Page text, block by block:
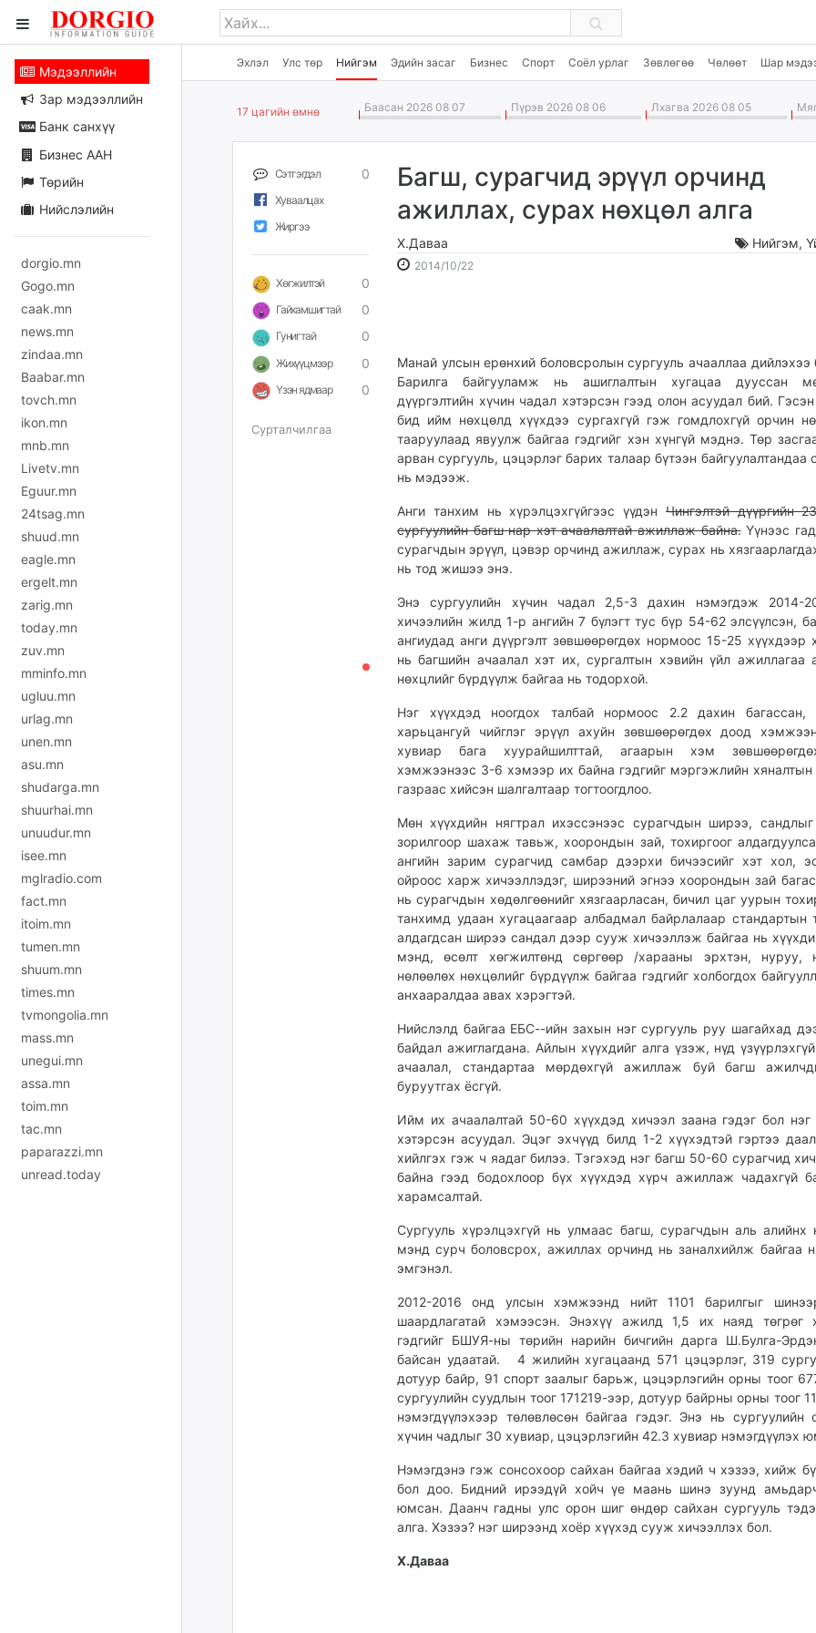
Эхлэл Улс төр Нийгэм Эдийн засаг Бизнес Спорт Соёл урлаг Зөвлөгөө Чөлөөт Шар
Мэдээллийн
Зар мэдээллийн
Банк санхүү
Бизнес ААН
Төрийн
Нийслэлийн
dorgio.mn
Gogo.mn
caak.mn
news.mn
zindaa.mn
Baabar.mn
tovch.mn
ikon.mn
mnb.mn
Livetv.mn
Eguur.mn
24tsag.mn
shuud.mn
eagle.mn
ergelt.mn
zarig.mn
today.mn
zuv.mn
mminfo.mn
ugluu.mn
urlag.mn
unen.mn
asu.mn
shudarga.mn
shuurhai.mn
unuudur.mn
isee.mn
mglradio.com
fact.mn
itoim.mn
tumen.mn
shuum.mn
times.mn
tvmongolia.mn
mass.mn
unegui.mn
assa.mn
toim.mn
tac.mn
paparazzi.mn
unread.today
17 цагийн өмнө Баасан 2026 08 07 Пүрэв 2026 08 06 Лхагва 2026 08 05
Сэтгэгдэл 0
Хуваалцах
Жиргээ
Хөгжилтэй 0
Гайхамшигтай 0
Гунигтай 0
Жихүүцмээр 0
Үзэн ядмаар 0
Сурталчилгаа
Багш, сурагчид эрүүл орчинд
ажиллах, сурах нөхцөл алга
Х.Даваа Нийгэм,
2014/10/22
Манай улсын ерөнхий боловсролын сургууль ачааллаа дийлэхээ
Барилга байгууламж нь ашиглалтын хугацаа дууссан
дүүргэлтийн хүчин чадал хэтэрсэн гээд олон асуудал бий.
бид ийм нөхцөлд хүүхдээ сургахгүй гэж гомдлохгүй орчин
тааруулаад явуулж байгаа гэдгийг хэн хүнгүй мэднэ. Төр
арван сургууль, цэцэрлэг барих талаар бүтээн байгуулалтандаа
нь мэдээж.
Анги танхим нь хүрэлцэхгүйгээс үүдэн Чингэлтэй дүүргийн
сургуулийн багш нар хэт ачаалалтай ажиллаж байна.Үүнээс
сурагчдын эрүүл, цэвэр орчинд ажиллаж, сурах нь
нь тод жишээ энэ.
Энэ сургуулийн хүчин чадал 2,5-3 дахин нэмэгдэж 2014-
хичээлийн жилд 1-р ангийн 7 бүлэгт тус бүр 54-62 элсүүлсэн,
ангиудад анги дүүргэлт зөвшөөрөгдөх нормоос 15-25 хүүхдээр
нь багшийн ачаалал хэт их, сургалтын хэвийн үйл ажиллагаа
нөхцлийг бүрдүүлж байгаа нь тодорхой.
Нэг хүүхдэд ноогдох талбай нормоос 2.2 дахин багассан,
харьцангуй чийглэг эрүүл ахуйн зөвшөөрөгдөх доод
хувиар бага хуурайшилттай, агаарын хэм
хэмжээнээс 3-6 хэмээр их байна гэдгийг мэргэжлийн хяналтын
газраас хийсэн шалгалтаар тогтоогдлоо.
Мөн хүүхдийн нягтрал ихэссэнээс сурагчдын ширээ, сандлыг
зорилгоор шахаж тавьж, хоорондын зай, тохиргоог
ангийн зарим сурагчид самбар дээрхи бичээсийг хэт хол,
ойроос харж хичээллэдэг, ширээний эгнээ хоорондын зай
нь сурагчдын хөдөлгөөнийг хязгаарласан, бичил цаг уурын
танхимд удаан хугацаагаар албадмал байрлалаар стандартын
алдагдсан ширээ сандал дээр сууж хичээллэж байгаа нь
мэнд, өсөлт хөгжилтөнд сөргөөр /харааны эрхтэн, нуруу,
нөлөөлөх нөхцөлийг бүрдүүлж байгаа гэдгийг холбогдох
анхааралдаа авах хэрэгтэй.
Нийслэлд байгаа ЕБС--ийн захын нэг сургууль руу шагайхад
байдал ажиглагдана. Айлын хүүхдийг алга үзэж, нүд
ачаалал, стандартаа мөрдөхгүй ажиллаж буй багш
буруутгах ёсгүй.
Ийм их ачаалалтай 50-60 хүүхдэд хичээл заана гэдэг бол нэг
хэтэрсэн асуудал. Эцэг эхчүүд билд 1-2 хүүхэдтэй гэртээ
хийлгэх гэж ч яадаг билээ. Тэгэхэд нэг багш 50-60 сурагчид
байна гээд бодохлоор бүх хүүхдэд хүрч ажиллаж чадахгүй
харамсалтай.
Сургууль хүрэлцэхгүй нь улмаас багш, сурагчдын аль алийнх
мэнд сурч боловсрох, ажиллах орчинд нь заналхийлж байгаа
эмгэнэл.
2012-2016 онд улсын хэмжээнд нийт 1101 барилгыг
шаардлагатай хэмээсэн. Энэхүү ажилд 1,5 их наяд төгрөг
гэдгийг БШУЯ-ны төрийн нарийн бичгийн дарга Ш.Булга-
байсан удаатай. 4 жилийн хугацаанд 571 цэцэрлэг, 319
дотуур байр, 91 спорт заалыг барьж, цэцэрлэгийн орны тоог
сургуулийн суудлын тоог 171219-ээр, дотуур байрны орны тоог
нэмэгдүүлэхээр төлөвлөсөн байгаа гэдэг. Энэ нь сургуулийн
хүчин чадлыг 30 хувиар, цэцэрлэгийн 42.3 хувиар нэмэгдүүлэх
Нэмэгдэнэ гэж сонсохоор сайхан байгаа хэдий ч хэзээ, хийж
бол доо. Бидний ирээдүй хойч үе маань шинэ зуунд
юмсан. Даанч гадны улс орон шиг өндөр сайхан сургууль
алга. Хэзээ? нэг ширээнд хоёр хүүхэд сууж хичээллэх бол.
Х.Даваа